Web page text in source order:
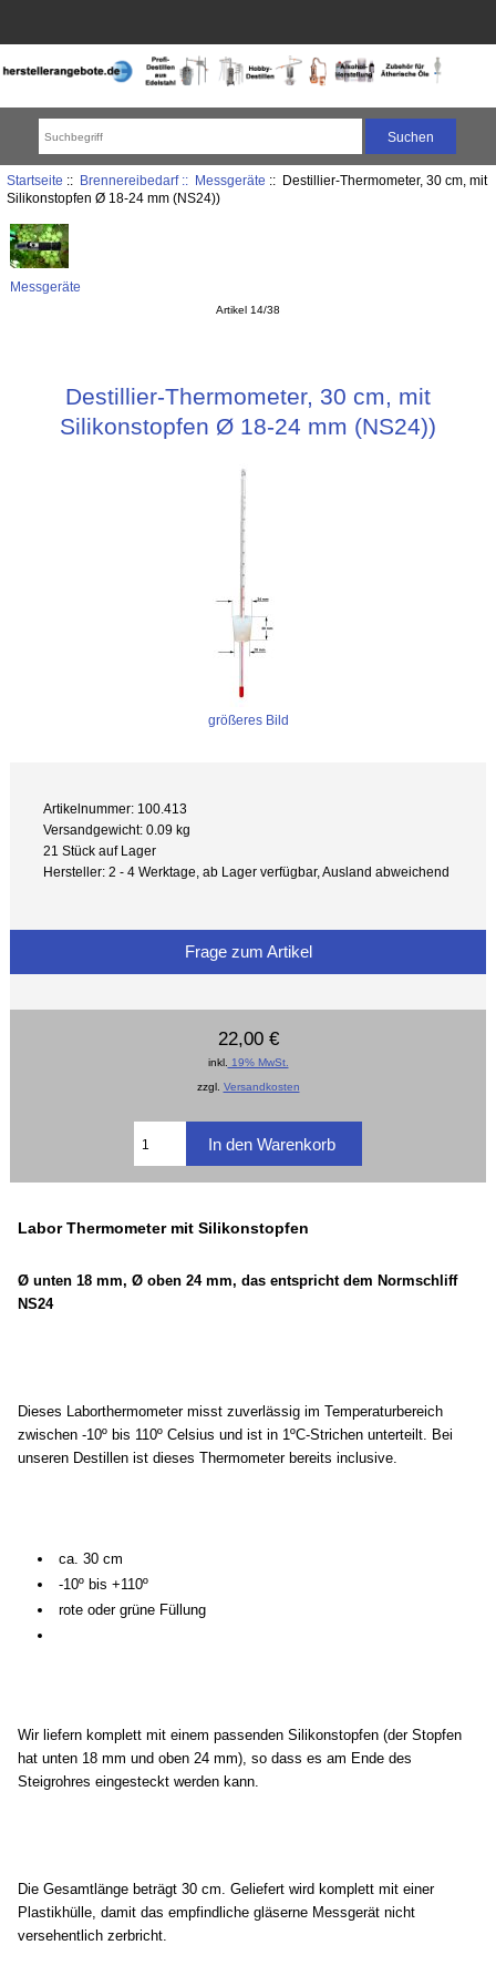
Startseite :: Brennereibedarf :: Messgeräte :: Destillier-Thermometer, 30 cm, mit
Silikonstopfen Ø 18-24 mm (NS24))
Messgeräte
Artikel 14/38
Destillier-Thermometer, 30 cm, mit
Silikonstopfen Ø 18-24 mm (NS24))
größeres Bild
Artikelnummer: 100.413
Versandgewicht: 0.09 kg
21 Stück auf Lager
Hersteller: 2 - 4 Werktage, ab Lager verfügbar, Ausland abweichend
Frage zum Artikel
22,00 €
inkl. 19% MwSt.
zzgl. Versandkosten
Labor Thermometer mit Silikonstopfen
Ø unten 18 mm, Ø oben 24 mm, das entspricht dem Normschliff
NS24
Dieses Laborthermometer misst zuverlässig im Temperaturbereich
zwischen -10º bis 110º Celsius und ist in 1ºC-Strichen unterteilt. Bei
unseren Destillen ist dieses Thermometer bereits inclusive.
ca. 30 cm
-10º bis +110º
rote oder grüne Füllung
Wir liefern komplett mit einem passenden Silikonstopfen (der Stopfen
hat unten 18 mm und oben 24 mm), so dass es am Ende des
Steigrohres eingesteckt werden kann.
Die Gesamtlänge beträgt 30 cm. Geliefert wird komplett mit einer
Plastikhülle, damit das empfindliche gläserne Messgerät nicht
versehentlich zerbricht.